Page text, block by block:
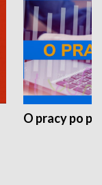
O pracy po